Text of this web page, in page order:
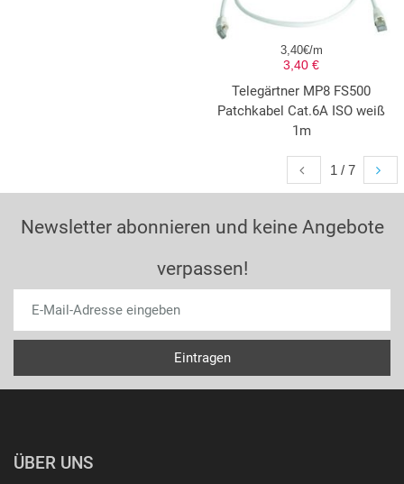
3,40€/m
3,40 €
Telegärtner MP8 FS500
Patchkabel Cat.6A ISO weiß
1m
1 / 7
Newsletter abonnieren und keine Angebote
verpassen!
ÜBER UNS